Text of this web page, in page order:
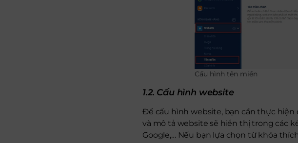
Cấu hình tên miền
1.2. Cấu hình website
Để cấu hình website, bạn cần thực
và mô tả website sẽ hiển thị trong các
Google,… Nếu bạn lựa chọn từ khóa